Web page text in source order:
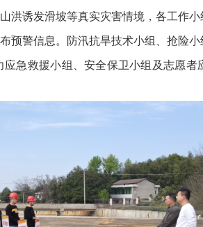
诱发滑坡等真实灾害情境，各工作
警信息。防汛抗旱技术小组、抢险
急救援小组、安全保卫小组及志愿